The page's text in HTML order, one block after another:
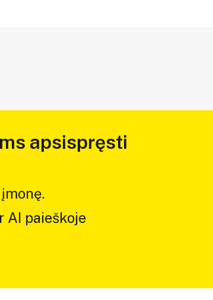
apsispręsti
AI paieškoje